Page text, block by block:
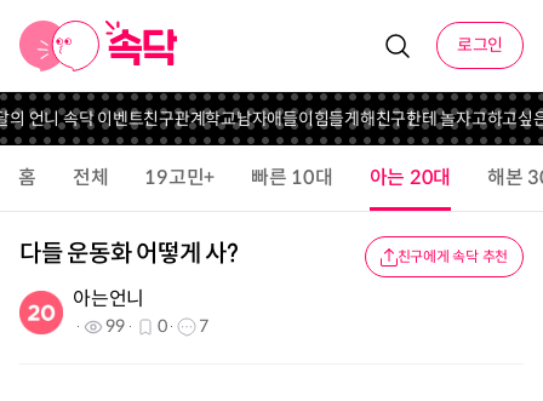
로그인
언니 속닥 이벤트친구관계학교남자애들이힘들게해친구한테 놀자고하고싶
홈 전체 19고민+ 빠른 10대 아는 20대 해본
다들 운동화 어떻게 사? 친구에게 속닥 추천
아는언니
99 0 7